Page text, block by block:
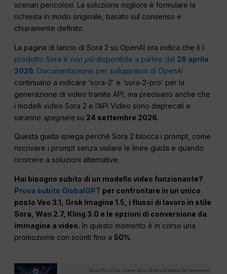
scenari pericolosi. La soluzione migliore è formulare la
richiesta in modo originale, basato sul consenso e
chiaramente definito.
La pagina di lancio di Sora 2 su OpenAI ora indica che il Il
prodotto Sora è non piùdisponibile a partire dal 26 aprile
2026. Documentazione per sviluppatori di OpenAI
continuano a indicare ‘sora-2’ e ‘sora-2-pro’ per la
generazione di video tramite API, ma precisano anche che
i modelli video Sora 2 e l’API Video sono deprecati e
saranno spegneresu 24 settembre 2026.
Questa guida spiega perché Sora 2 blocca i prompt, come
riscrivere i prompt senza violare le linee guida e quando
ricorrere a soluzioni alternative.
Hai bisogno subito di un modello video funzionante?
Prova subito GlobalGPT per confrontare in un unico
posto Veo 3.1, Grok Imagine 1.5, i flussi di lavoro in stile
Sora, Wan 2.7, Kling 3.0 e le opzioni di conversione da
immagine a video. In questo momento è in corso una
promozione con sconti fino a50%.